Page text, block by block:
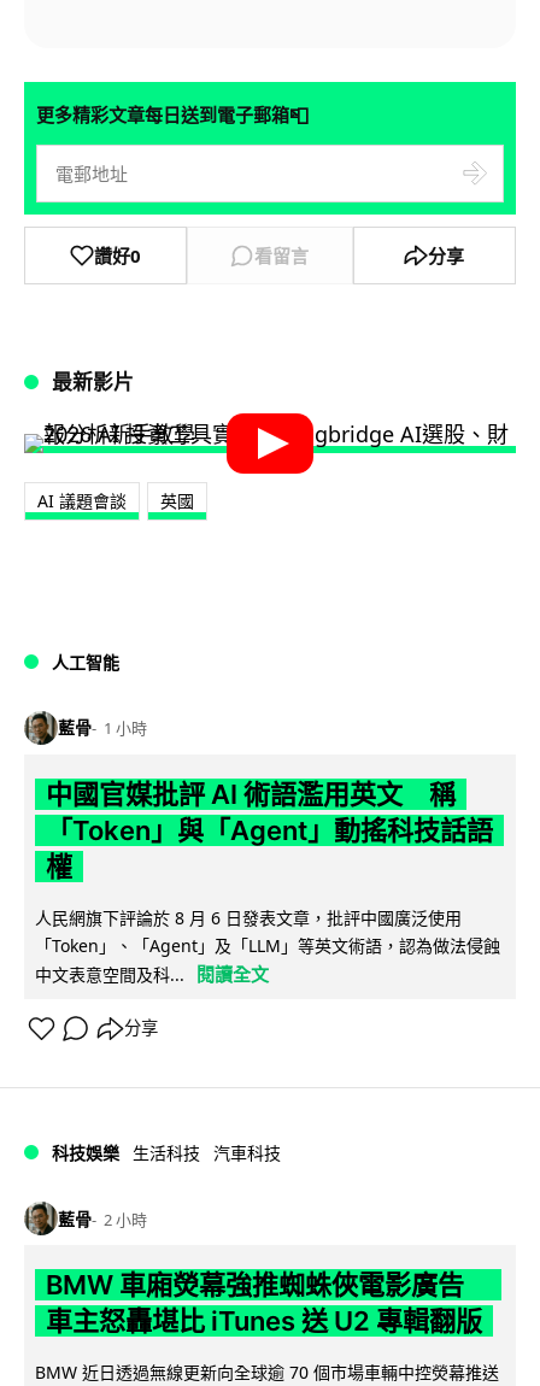
更多精彩文章每日送到電子郵箱📮
讚好0 看留言 分享
最新影片
AI 議題會談 英國
人工智能
藍骨 1 小時
中國官媒批評 AI 術語濫用英文 稱
「Token」與「Agent」動搖科技話語
權
人民網旗下評論於 8 月 6 日發表文章，批評中國廣泛使用
「Token」、「Agent」及「LLM」等英文術語，認為做法侵蝕
中文表意空間及科...
閱讀全文
分享
科技娛樂 生活科技 汽車科技
藍骨 2 小時
BMW 車廂熒幕強推蜘蛛俠電影廣告
車主怒轟堪比 iTunes 送 U2 專輯翻版
BMW 近日透過無線更新向全球逾 70 個市場車輛中控熒幕推送